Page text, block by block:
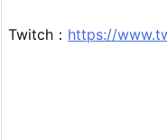
Twitch： https://